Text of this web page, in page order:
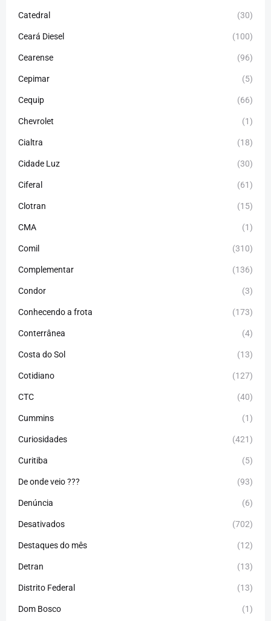
Catedral (30)
Ceará Diesel (100)
Cearense (96)
Cepimar (5)
Cequip (66)
Chevrolet (1)
Cialtra (18)
Cidade Luz (30)
Ciferal (61)
Clotran (15)
CMA (1)
Comil (310)
Complementar (136)
Condor (3)
Conhecendo a frota (173)
Conterrânea (4)
Costa do Sol (13)
Cotidiano (127)
CTC (40)
Cummins (1)
Curiosidades (421)
Curitiba (5)
De onde veio ??? (93)
Denúncia (6)
Desativados (702)
Destaques do mês (12)
Detran (13)
Distrito Federal (13)
Dom Bosco (1)